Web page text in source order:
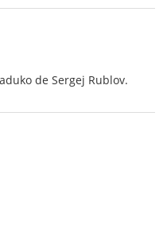
de Sergej Rublov.